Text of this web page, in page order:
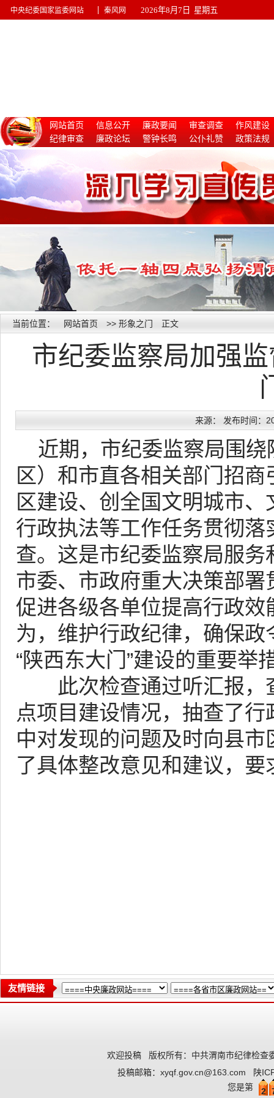
中央纪委国家监委网站 秦风网 2026年8月7日 星期五
网站首页 信息公开 廉政要闻 审查调查
作风建设
纪律审查
廉政论坛 警钟长鸣 公仆礼赞
政策法规
当前位置： 网站首页 >> 形象之门 正文
市纪委监察局加强
来源： 发布时间：
近期，市纪委监察局围绕
区）和市直各相关部门招
区建设、创全国文明城市、
行政执法等工作任务贯彻
查。这是市纪委监察局服
市委、市政府重大决策部
促进各级各单位提高行政
为，维护行政纪律，确保
“陕西东大门”建设的重要举
此次检查通过听汇报，
点项目建设情况，抽查了
中对发现的问题及时向县
了具体整改意见和建议，
友情链接
欢迎投稿 版权所有：中共渭南市纪律检查
投稿邮箱： xyqf.gov.cn@163.com
陕
您是第